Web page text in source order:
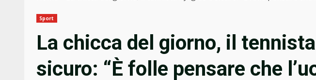
Sport
La chicca del giorno, il
sicuro: “È folle pensare che